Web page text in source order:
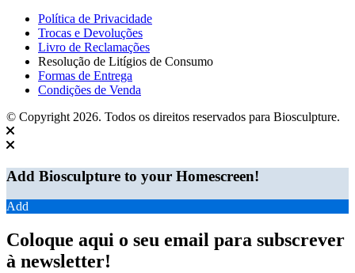
Política de Privacidade
Trocas e Devoluções
Livro de Reclamações
Resolução de Litígios de Consumo
Formas de Entrega
Condições de Venda
© Copyright 2026. Todos os direitos reservados para Biosculpture.
Add Biosculpture to your Homescreen!
Add
Coloque aqui o seu email para subscrever
à newsletter!